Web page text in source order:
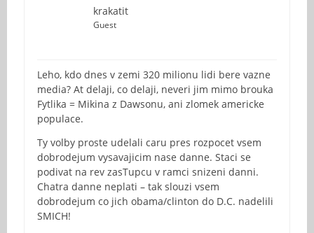
krakatit
Guest
Leho, kdo dnes v zemi 320 milionu lidi bere vazne
media? At delaji, co delaji, neveri jim mimo brouka
Fytlika = Mikina z Dawsonu, ani zlomek americke
populace.
Ty volby proste udelali caru pres rozpocet vsem
dobrodejum vysavajicim nase danne. Staci se
podivat na rev zasTupcu v ramci snizeni danni.
Chatra danne neplati – tak slouzi vsem
dobrodejum co jich obama/clinton do D.C. nadelili
SMICH!